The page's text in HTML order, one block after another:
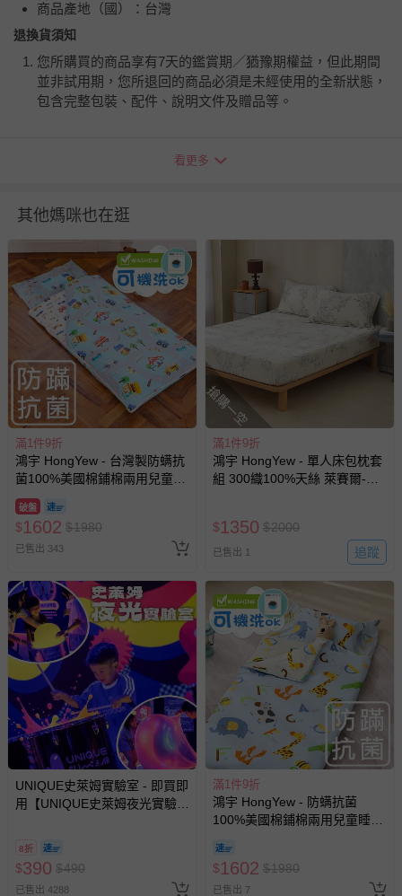
商品產地（國）：台灣
退換貨須知
您所購買的商品享有7天的鑑賞期／猶豫期權益，但此期間
並非試用期，您所退回的商品必須是未經使用的全新狀態，
包含完整包裝、配件、說明文件及贈品等。
瑕疵退換貨所產生的運費，將由媽咪愛負責處理，若非瑕疵
並點選『我要退貨』即可進行申請。若有相關退貨問題，請
至媽咪愛LINE@客服ID: @mamilove
與服務，謝謝。
針對滿件折/滿額贈…等活動，如因部份退貨，而該訂單保
留商品未達活動門檻，將以原價計算，活動贈品亦需一併退
回。
部分商品依據消費者保護法的規定，不適用七天鑑賞期/猶
豫期範圍：
易於腐敗、保存期限較短或解約時即將逾期（例如生鮮
商品、食品等）。
客製化商品（例如客製生日書、姓名貼等）。
報紙、期刊或雜誌（惟書籍如經拆封、使用，則酌收整
新費用）。
經消費者拆封之影音商品或電腦軟體（例如 DVD、CD
等）。
非以有形媒介提供之數位內容或一經提供即為完成之線
上服務，經消費者事先同意始提供（例如線上課程、遊
戲或活動點數等）。
已拆封之以下類型商品：
-個人衛生用品（例如尿布、貼身衣物、泳裝、襪子、地
墊、寢具類等）。
-新生兒親膚衣物（嬰幼兒包巾與背巾、包屁衣、學習
褲、紗布衣等）。
-接觸性孕哺產品（奶嘴、奶瓶、擠乳器、哺乳衣、托腹
帶束縛衣、餐搖椅等）。
-其他原廠盒裝商品封口處已貼上「不可拆封」，或具警
示字句等說明貼紙、封條者。
相關的退換貨辦理流程，可詳見：
看更多
其他媽咪也在逛
滿1件9折
鴻宇 HongYew - 台灣製防螨抗
菌100%美國棉鋪棉兩用兒童睡
袋-交通樂園-1778
破盤
$1602 $1980
已售出 343
搶購一空
滿1件9折
鴻宇 HongYew - 單人床包枕套
組 300織100%天絲 萊賽爾-朱
$1350 $2000
已售出 1 追蹤
UNIQUE史萊姆實驗室 - 即買即
用【UNIQUE史萊姆夜光實驗室
訂單編號兌換，逾期作廢) (大
人小孩均一價(3歲以上需購票))
8折
$390 $490
已售出 4288
滿1件9折
鴻宇 HongYew - 防螨抗菌
100%美國棉鋪棉兩用兒童睡
$1602 $1980
已售出 7